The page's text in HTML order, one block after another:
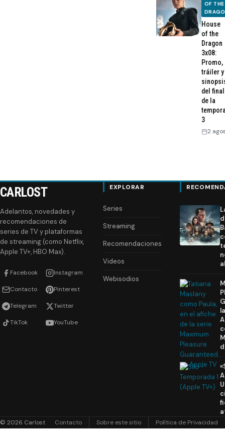
OF THE
House
of the
Dragon
3x08:
Promo,
tráiler y
del final
de la
3
2
CARLOST
Adelantos, novedades y
recomendaciones de
series de TV y plataformas
de streaming (como Netflix,
Apple TV+, HBO Max).
Facebook Instagram
Contacto Pinterest
Telegram Twitter
TikTok YouTube
EXPLORAR
Series
Streaming
Recomendaciones
Videos
Webisodios
© 2026 Carlost Contacto Sobre este sitio Política de Privacidad